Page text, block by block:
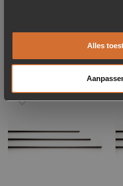
Alles
Toevoegen aan verlanglijstje
Verwijderen van verlanglijst